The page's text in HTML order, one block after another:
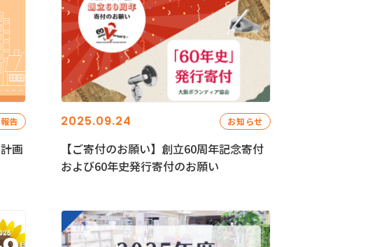
告
画
2025.09.24 お知らせ
【ご寄付のお願い】創立60周年記念寄付
および60年史発行寄付のお願い